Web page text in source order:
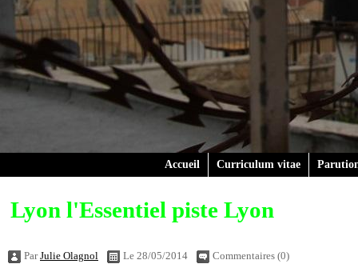
Accueil Curriculum vitae
Lyon l'Essentiel piste Lyon
ParJulie Olagnol Le 28/05/2014 Commentaires (0)